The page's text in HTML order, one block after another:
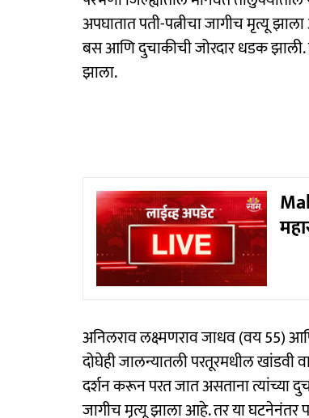
अपघातात पती-पत्नीचा जागीच मृत्यू झाला
बस आणि दुचाकीची जोरदार धडक झाली.
झाला.
अनिलराव लक्ष्मणराव जाधव (वय 55)
दोघेही जालन्यातली परतूरमधील खांडवी
दर्शन करून परत जात असताना त्यांच्या
जागीच मृत्यू झाला आहे. तर या घटनेनंतर